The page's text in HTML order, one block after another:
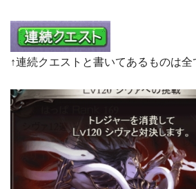
↑連続クエストと書いてあるものは全